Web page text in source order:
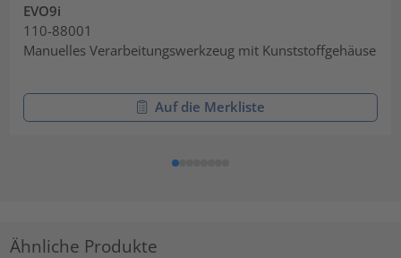
EVO9i
110-88001
Manuelles Verarbeitungswerkzeug mit Kunststoffgehäuse
Auf die Merkliste
Ähnliche Produkte